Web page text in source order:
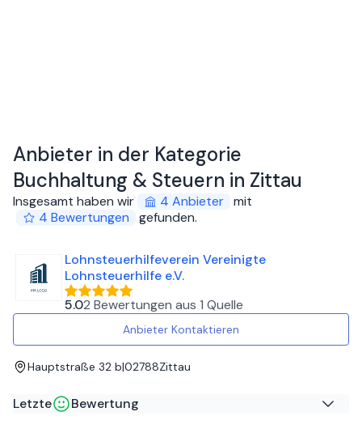
Anbieter in der Kategorie
Buchhaltung & Steuern in Zittau
Insgesamt haben wir 4 Anbieter mit
4 Bewertungen gefunden.
Lohnsteuerhilfeverein Vereinigte
Lohnsteuerhilfe e.V.
5.02 Bewertungen aus 1 Quelle
Anbieter Kontaktieren
Hauptstraße 32 b|02788Zittau
Letzte Bewertung